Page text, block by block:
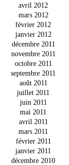
avril 2012
mars 2012
février 2012
janvier 2012
décembre 2011
novembre 2011
octobre 2011
septembre 2011
août 2011
juillet 2011
juin 2011
mai 2011
avril 2011
mars 2011
février 2011
janvier 2011
décembre 2010